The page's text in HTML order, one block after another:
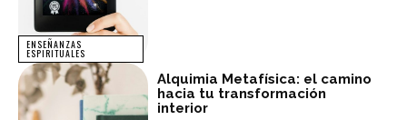
ENSEÑANZAS
ESPIRITUALES
Alquimia Metafísica: el camino
hacia tu transformación
interior